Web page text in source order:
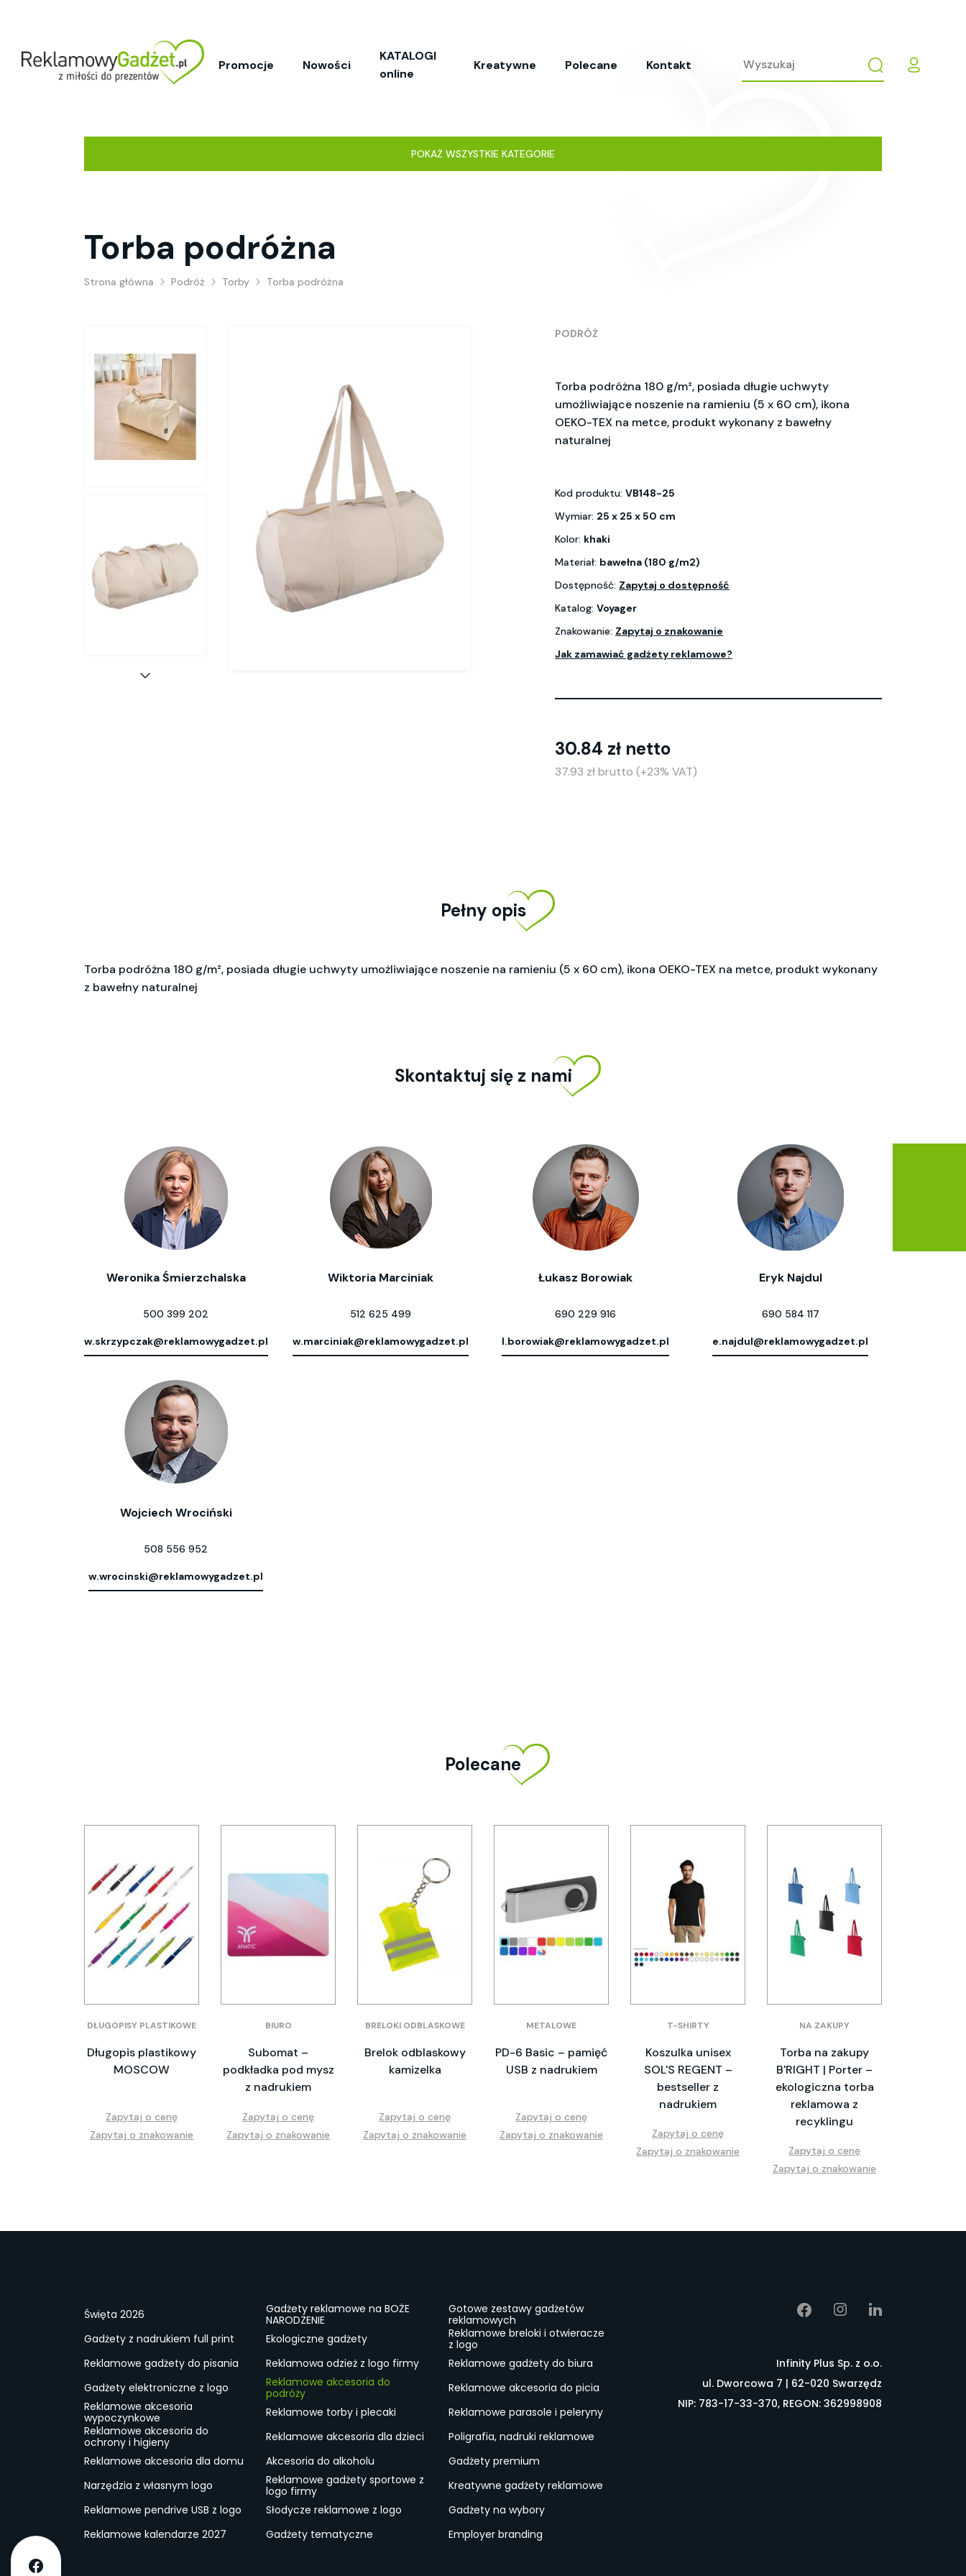
Promocje Nowości
KATALOGI
online
Kreatywne Polecane Kontakt
POKAŻ WSZYSTKIE KATEGORIE
Torba podróżna
Strona główna Podróż Torby Torba podróżna
PODRÓŻ
Torba podróżna 180 g/m², posiada długie uchwyty
umożliwiające noszenie na ramieniu (5 x 60 cm), ikona
OEKO-TEX na metce, produkt wykonany z bawełny
naturalnej
Kod produktu: VB148-25
Wymiar: 25 x 25 x 50 cm
Kolor: khaki
Materiał: bawełna (180 g/m2)
Dostępność: Zapytaj o dostępność
Katalog: Voyager
Znakowanie: Zapytaj o znakowanie
Jak zamawiać gadżety reklamowe?
30.84 zł netto
37.93 zł brutto (+23% VAT)
Pełny opis
Torba podróżna 180 g/m², posiada długie uchwyty umożliwiające noszenie na ramieniu (5 x 60 cm), ikona OEKO-TEX na metce, produkt wykonany
z bawełny naturalnej
Skontaktuj się z nami
Weronika Śmierzchalska
500 399 202
w.skrzypczak@reklamowygadzet.pl
Wiktoria Marciniak
512 625 499
w.marciniak@reklamowygadzet.pl
Łukasz Borowiak
690 229 916
l.borowiak@reklamowygadzet.pl
Eryk Najdul
690 584 117
e.najdul@reklamowygadzet.pl
Wojciech Wrociński
508 556 952
w.wrocinski@reklamowygadzet.pl
Polecane
DŁUGOPISY PLASTIKOWE
Długopis plastikowy
MOSCOW
Zapytaj o cenę
Zapytaj o znakowanie
BIURO
Subomat –
podkładka pod mysz
z nadrukiem
Zapytaj o cenę
Zapytaj o znakowanie
BRELOKI ODBLASKOWE
Brelok odblaskowy
kamizelka
Zapytaj o cenę
Zapytaj o znakowanie
METALOWE
PD-6 Basic – pamięć
USB z nadrukiem
Zapytaj o cenę
Zapytaj o znakowanie
T-SHIRTY
Koszulka unisex
SOL'S REGENT –
bestseller z
nadrukiem
Zapytaj o cenę
Zapytaj o znakowanie
NA ZAKUPY
Torba na zakupy
B'RIGHT | Porter –
ekologiczna torba
reklamowa z
recyklingu
Zapytaj o cenę
Zapytaj o znakowanie
Święta 2026
Gadżety reklamowe na BOŻE
NARODZENIE
Gotowe zestawy gadżetów
reklamowych
Gadżety z nadrukiem full print
Ekologiczne gadżety
Reklamowe breloki i otwieracze
z logo
Reklamowe gadżety do pisania
Reklamowa odzież z logo firmy
Reklamowe gadżety do biura
Gadżety elektroniczne z logo
Reklamowe akcesoria do
podróży
Reklamowe akcesoria do picia
Reklamowe akcesoria
wypoczynkowe
Reklamowe torby i plecaki
Reklamowe parasole i peleryny
Reklamowe akcesoria do
ochrony i higieny
Reklamowe akcesoria dla dzieci
Poligrafia, nadruki reklamowe
Reklamowe akcesoria dla domu
Akcesoria do alkoholu
Gadżety premium
Narzędzia z własnym logo
Reklamowe gadżety sportowe z
logo firmy
Kreatywne gadżety reklamowe
Reklamowe pendrive USB z logo
Słodycze reklamowe z logo
Gadżety na wybory
Reklamowe kalendarze 2027
Gadżety tematyczne Employer branding
Infinity Plus Sp. z o.o.
ul. Dworcowa 7 | 62-020 Swarzędz
NIP: 783-17-33-370, REGON: 362998908